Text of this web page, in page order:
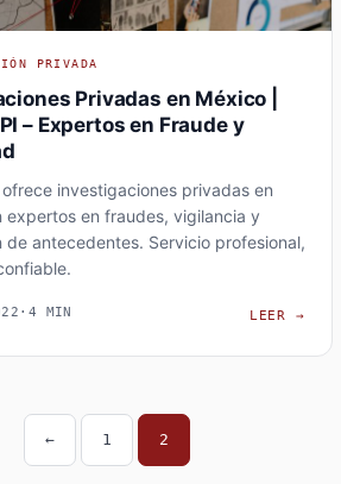
PRIVADA Y QUÉ TIPOS EXISTEN?
PRIVADA
Privadas en México |
– Expertos en Fraude y
ofrece investigaciones privadas en
expertos en fraudes, vigilancia y
de antecedentes. Servicio profesional,
· 4 MIN LEER→
Navegación de
← 1 2